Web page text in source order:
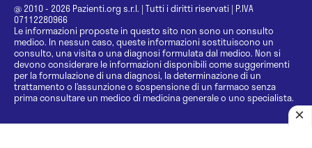
@ 2010 - 2026 Pazienti.org s.r.l. | Tutti i diritti riservati | P.IVA
07112280966
Le informazioni proposte in questo sito non sono un consulto
medico. In nessun caso, queste informazioni sostituiscono un
consulto, una visita o una diagnosi formulata dal medico. Non si
devono considerare le informazioni disponibili come suggerimenti
per la formulazione di una diagnosi, la determinazione di un
trattamento o l’assunzione o sospensione di un farmaco senza
prima consultare un medico di medicina generale o uno specialista.